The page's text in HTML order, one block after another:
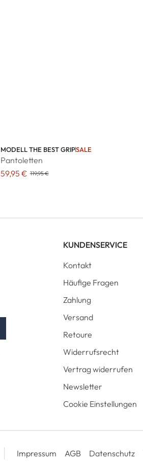
MODELL THE BEST GRIPSALE
Pantoletten
59,95 € 119,95 €
KUNDENSERVICE
Kontakt
Häufige Fragen
Zahlung
Versand
Retoure
Widerrufsrecht
Vertrag widerrufen
Newsletter
Cookie Einstellungen
Impressum AGB Datenschutz